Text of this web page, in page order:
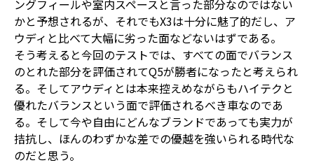
ングフィールや室内スペースと言った部分なのではない
かと予想されるが、それでもX3は十分に魅了的だし、ア
ウディと比べて大幅に劣った面などないはずである。
そう考えると今回のテストでは、すべての面でバランス
のとれた部分を評価されてQ5が勝者になったと考えられ
る。そしてアウディとは本来控えめながらもハイテクと
優れたバランスという面で評価されるべき車なのであ
る。そして今や自由にどんなブランドであっても実力が
拮抗し、ほんのわずかな差での優越を強いられる時代な
のだと思う。